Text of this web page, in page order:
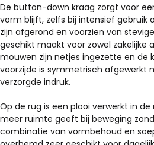
De button-down kraag zorgt voor
vorm blijft, zelfs bij intensief gebruik
zijn afgerond en voorzien van
geschikt maakt voor zowel zakelijke
mouwen zijn netjes ingezette en de
voorzijde is symmetrisch afgewerkt
verzorgde indruk.
Op de rug is een plooi verwerkt in
meer ruimte geeft bij beweging
combinatie van vormbehoud en